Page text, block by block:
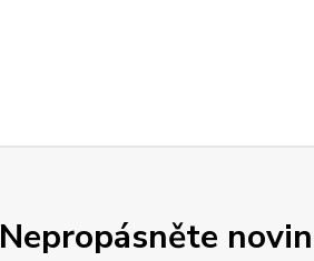
Nepropásněte